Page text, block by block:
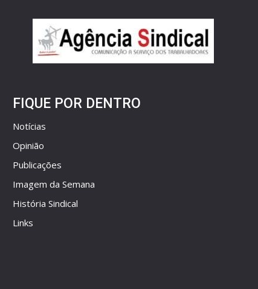
FIQUE POR DENTRO
Notícias
Opinião
Publicações
Imagem da Semana
História Sindical
Links